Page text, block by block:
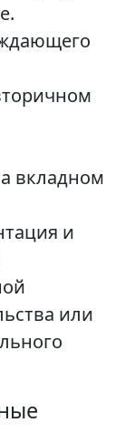
вкладном
и
или